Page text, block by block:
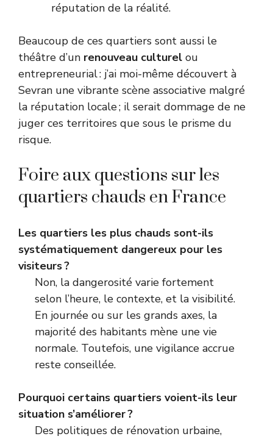
réputation de la réalité.
Beaucoup de ces quartiers sont aussi le
théâtre d’un renouveau culturel ou
entrepreneurial : j’ai moi-même découvert à
Sevran une vibrante scène associative malgré
la réputation locale ; il serait dommage de ne
juger ces territoires que sous le prisme du
risque.
Foire aux questions sur les
quartiers chauds en France
Les quartiers les plus chauds sont-ils
systématiquement dangereux pour les
visiteurs ?
Non, la dangerosité varie fortement
selon l’heure, le contexte, et la visibilité.
En journée ou sur les grands axes, la
majorité des habitants mène une vie
normale. Toutefois, une vigilance accrue
reste conseillée.
Pourquoi certains quartiers voient-ils leur
situation s’améliorer ?
Des politiques de rénovation urbaine,